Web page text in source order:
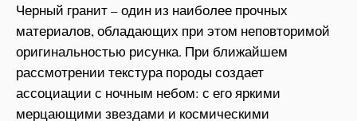
Черный гранит – один из наиболее прочных
материалов, обладающих при этом неповторимой
оригинальностью рисунка. При ближайшем
рассмотрении текстура породы создает
ассоциации с ночным небом: с его яркими
мерцающими звездами и космическими